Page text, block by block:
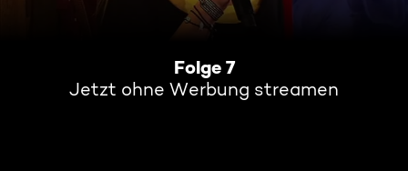
Folge 7
Jetzt ohne Werbung streamen